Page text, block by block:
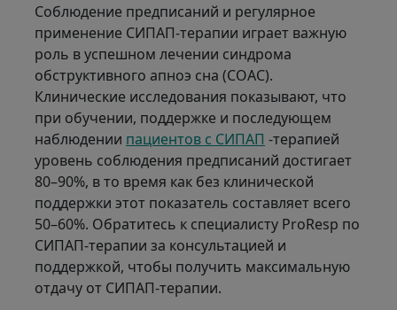
Соблюдение предписаний и регулярное
применение СИПАП-терапии играет важную
роль в успешном лечении синдрома
обструктивного апноэ сна (СОАС).
Клинические исследования показывают, что
при обучении, поддержке и последующем
наблюдении пациентов с СИПАП -терапией
уровень соблюдения предписаний достигает
80–90%, в то время как без клинической
поддержки этот показатель составляет всего
50–60%. Обратитесь к специалисту ProResp по
СИПАП-терапии за консультацией и
поддержкой, чтобы получить максимальную
отдачу от СИПАП-терапии.